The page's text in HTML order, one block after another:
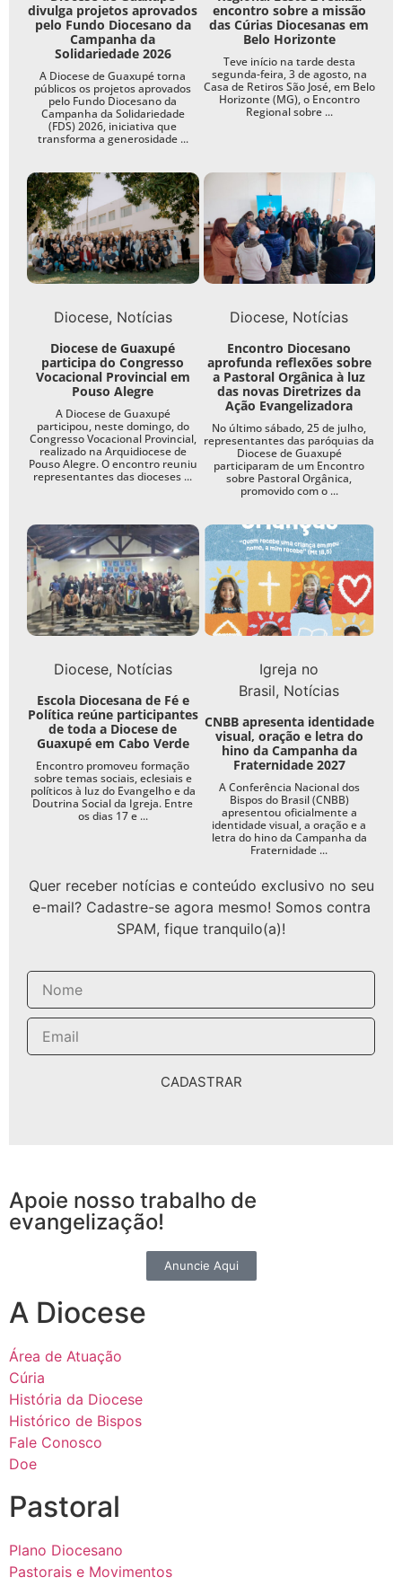
divulga projetos aprovados
pelo Fundo Diocesano da
Campanha da
Solidariedade 2026
A Diocese de Guaxupé torna
públicos os projetos aprovados
pelo Fundo Diocesano da
Campanha da Solidariedade
(FDS) 2026, iniciativa que
transforma a generosidade ...
encontro sobre a missão
das Cúrias Diocesanas em
Belo Horizonte
Teve início na tarde desta
segunda-feira, 3 de agosto, na
Casa de Retiros São José, em Belo
Horizonte (MG), o Encontro
Regional sobre ...
Diocese Notícias
Diocese de Guaxupé
participa do Congresso
Vocacional Provincial em
Pouso Alegre
A Diocese de Guaxupé
participou, neste domingo, do
Congresso Vocacional Provincial,
realizado na Arquidiocese de
Pouso Alegre. O encontro reuniu
representantes das dioceses ...
Diocese Notícias
Encontro Diocesano
aprofunda reflexões sobre
a Pastoral Orgânica à luz
das novas Diretrizes da
Ação Evangelizadora
No último sábado, 25 de julho,
representantes das paróquias da
Diocese de Guaxupé
participaram de um Encontro
sobre Pastoral Orgânica,
promovido com o ...
Diocese Notícias
Escola Diocesana de Fé e
Política reúne participantes
de toda a Diocese de
Guaxupé em Cabo Verde
Encontro promoveu formação
sobre temas sociais, eclesiais e
políticos à luz do Evangelho e da
Doutrina Social da Igreja. Entre
os dias 17 e ...
Igreja no
Brasil Notícias
CNBB apresenta identidade
visual, oração e letra do
hino da Campanha da
Fraternidade 2027
A Conferência Nacional dos
Bispos do Brasil (CNBB)
apresentou oficialmente a
identidade visual, a oração e a
letra do hino da Campanha da
Fraternidade ...
Quer receber notícias e conteúdo exclusivo no seu
e-mail? Cadastre-se agora mesmo! Somos contra
SPAM, fique tranquilo(a)!
CADASTRAR
Apoie nosso trabalho de
evangelização!
Anuncie Aqui
A Diocese
Área de Atuação
Cúria
História da Diocese
Histórico de Bispos
Fale Conosco
Doe
Pastoral
Plano Diocesano
Pastorais e Movimentos